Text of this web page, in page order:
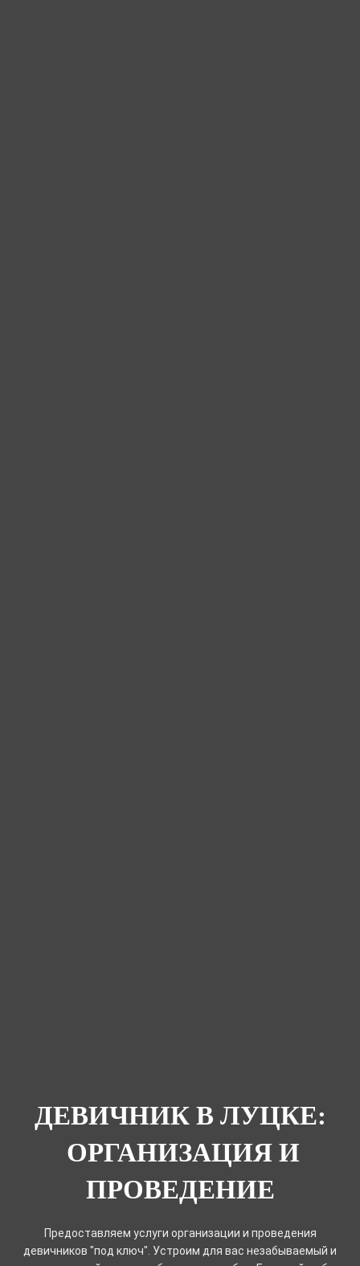
ДЕВИЧНИК В ЛУЦКЕ:
ОРГАНИЗАЦИЯ И
ПРОВЕДЕНИЕ
Предоставляем услуги организации и проведения
девичников "под ключ". Устроим для вас незабываемый и